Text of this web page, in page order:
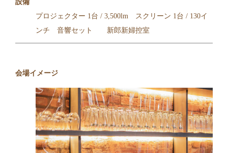
設備
プロジェクター 1台 / 3,500lm スクリーン 1台 / 130イ
ンチ 音響セット 新郎新婦控室
会場イメージ